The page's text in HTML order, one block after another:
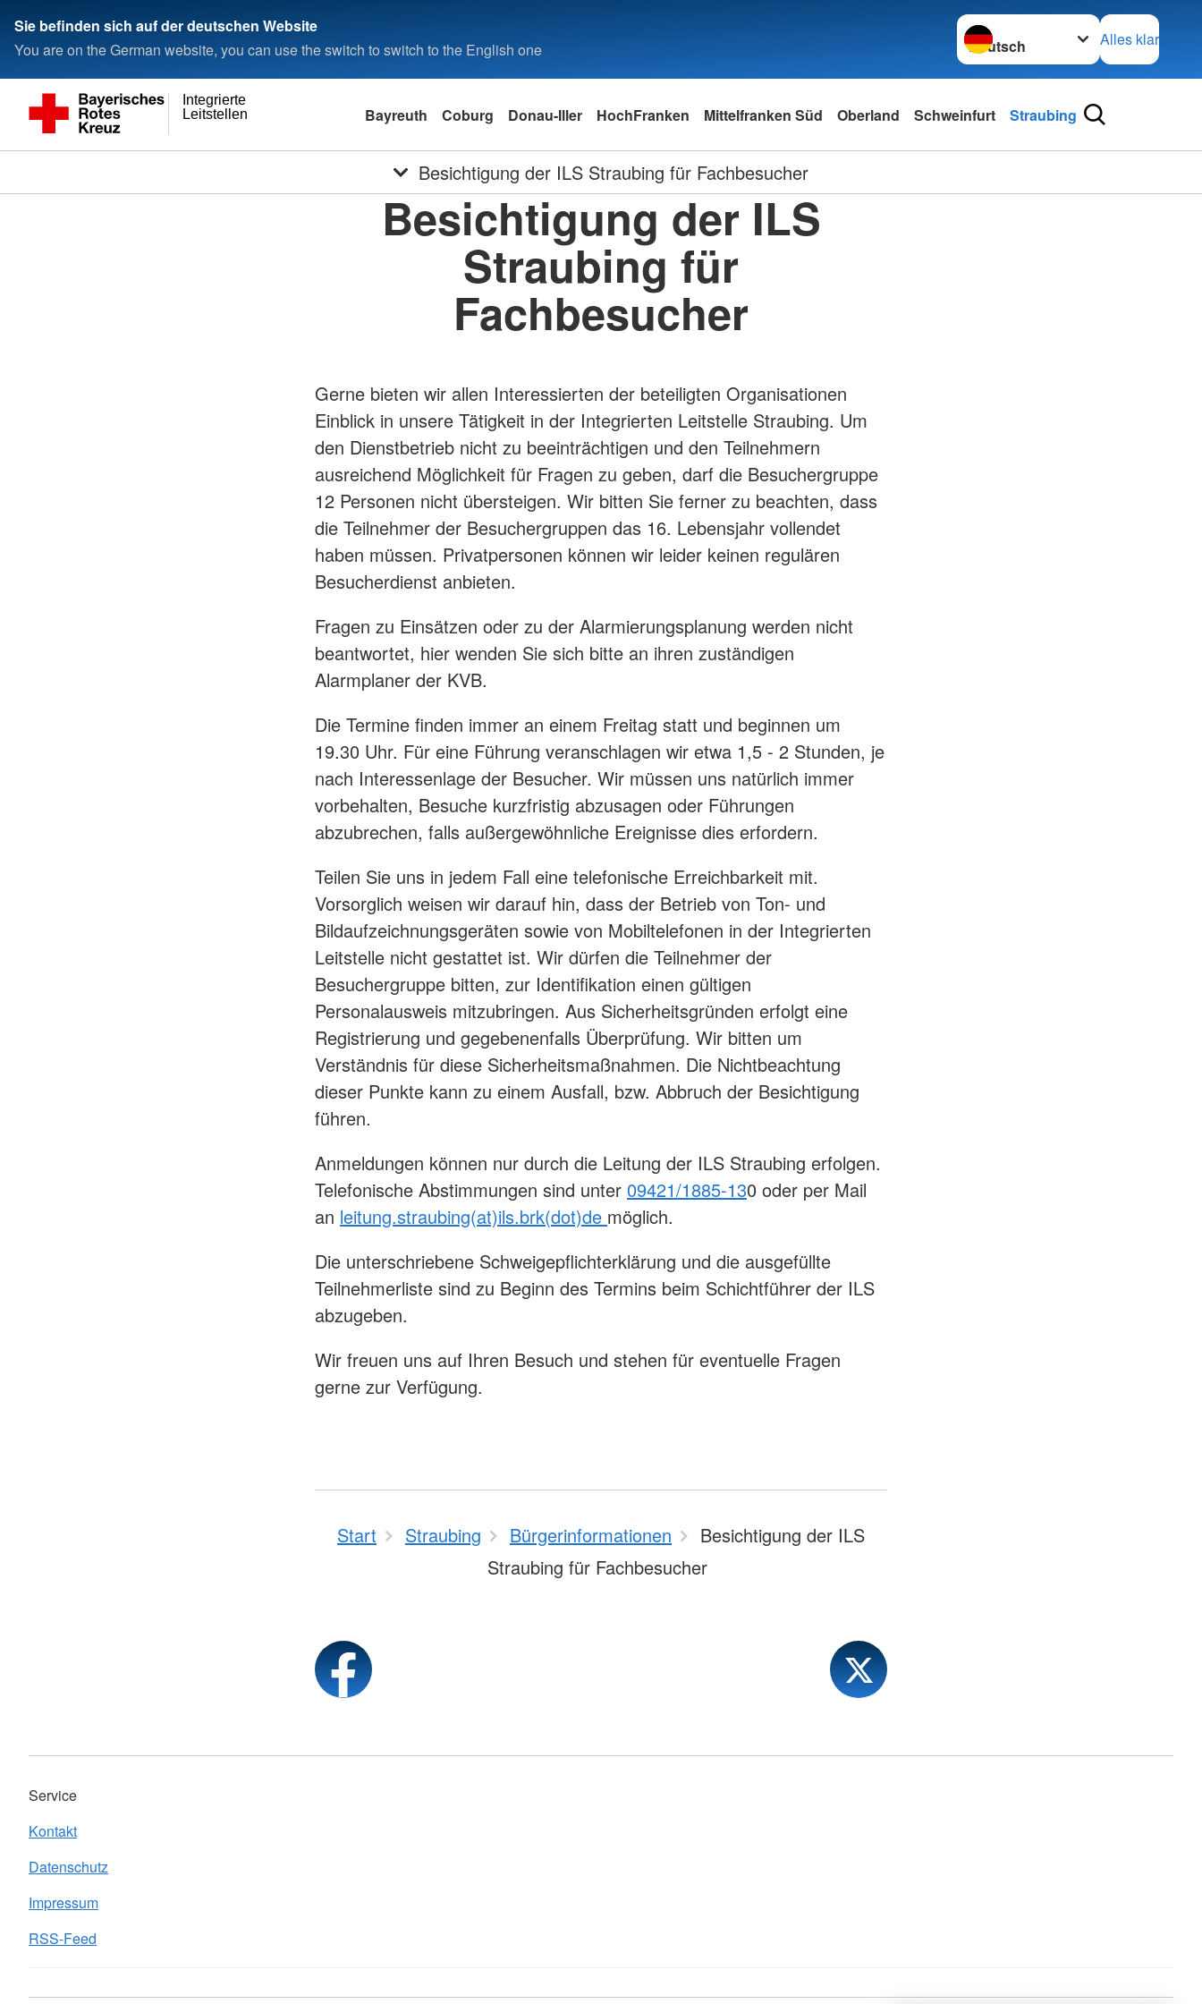
Sie befinden sich auf der deutschen Website
You are on the German website, you can use the switch to switch to the English one
Sprache wechseln zu
Alles klar
Leitstellen
Integrierte
Bayreuth Coburg Donau-Iller HochFranken Mittelfranken Süd Oberland Schweinfurt Straubing
Besichtigung der ILS Straubing für Fachbesucher
Besichtigung der ILS
Straubing für
Fachbesucher
Gerne bieten wir allen Interessierten der beteiligten Organisationen
Einblick in unsere Tätigkeit in der Integrierten Leitstelle Straubing. Um
den Dienstbetrieb nicht zu beeinträchtigen und den Teilnehmern
ausreichend Möglichkeit für Fragen zu geben, darf die Besuchergruppe
12 Personen nicht übersteigen. Wir bitten Sie ferner zu beachten, dass
die Teilnehmer der Besuchergruppen das 16. Lebensjahr vollendet
haben müssen. Privatpersonen können wir leider keinen regulären
Besucherdienst anbieten.
Fragen zu Einsätzen oder zu der Alarmierungsplanung werden nicht
beantwortet, hier wenden Sie sich bitte an ihren zuständigen
Alarmplaner der KVB.
Die Termine finden immer an einem Freitag statt und beginnen um
19.30 Uhr. Für eine Führung veranschlagen wir etwa 1,5 - 2 Stunden, je
nach Interessenlage der Besucher. Wir müssen uns natürlich immer
vorbehalten, Besuche kurzfristig abzusagen oder Führungen
abzubrechen, falls außergewöhnliche Ereignisse dies erfordern.
Teilen Sie uns in jedem Fall eine telefonische Erreichbarkeit mit.
Vorsorglich weisen wir darauf hin, dass der Betrieb von Ton- und
Bildaufzeichnungsgeräten sowie von Mobiltelefonen in der Integrierten
Leitstelle nicht gestattet ist. Wir dürfen die Teilnehmer der
Besuchergruppe bitten, zur Identifikation einen gültigen
Personalausweis mitzubringen. Aus Sicherheitsgründen erfolgt eine
Registrierung und gegebenenfalls Überprüfung. Wir bitten um
Verständnis für diese Sicherheitsmaßnahmen. Die Nichtbeachtung
dieser Punkte kann zu einem Ausfall, bzw. Abbruch der Besichtigung
führen.
Anmeldungen können nur durch die Leitung der ILS Straubing erfolgen.
Telefonische Abstimmungen sind unter 09421/1885-130 oder per Mail
an leitung.straubing(at)ils.brk(dot)de möglich.
Die unterschriebene Schweigepflichterklärung und die ausgefüllte
Teilnehmerliste sind zu Beginn des Termins beim Schichtführer der ILS
abzugeben.
Wir freuen uns auf Ihren Besuch und stehen für eventuelle Fragen
gerne zur Verfügung.
Start Straubing Bürgerinformationen
Besichtigung der ILS
Straubing für Fachbesucher
Service
Kontakt
Datenschutz
Impressum
RSS-Feed